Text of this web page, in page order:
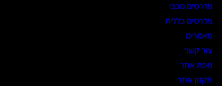
מדרסים מכבי
מדרסים כללית
מאמרים
צור קשר
מפת אתר
תקנון אתר